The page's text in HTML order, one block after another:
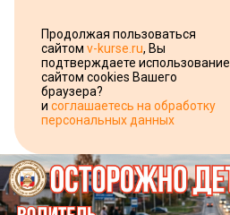
Продолжая пользоваться
сайтом v-kurse.ru, Вы
подтверждаете использование
сайтом cookies Вашего
браузера?
и соглашаетесь на обработку
персональных данных